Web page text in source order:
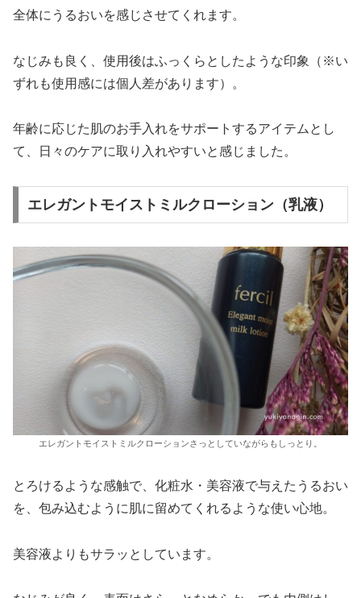
全体にうるおいを感じさせてくれます。
なじみも良く、使用後はふっくらとしたような印象（※い
ずれも使用感には個人差があります）。
年齢に応じた肌のお手入れをサポートするアイテムとし
て、日々のケアに取り入れやすいと感じました。
エレガントモイストミルクローション（乳液）
エレガントモイストミルクローションさっとしていながらもしっとり。
とろけるような感触で、化粧水・美容液で与えたうるおい
を、包み込むように肌に留めてくれるような使い心地。
美容液よりもサラッとしています。